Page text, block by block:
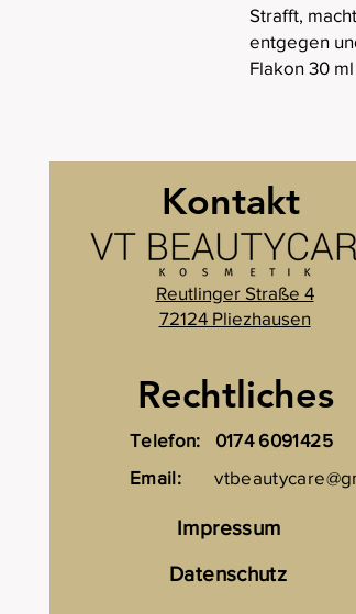
Strafft,
entgegen
Flakon 30 ml
Kontakt
Reutlinger Straße 4
72124 Pliezhausen
Telefon:
0174 6091425
Email:
Rechtliches
Impressum
Datenschutz